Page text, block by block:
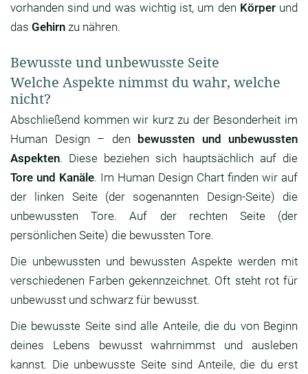
vorhanden sind und was wichtig ist, um den Körperund
das Gehirn zu nähren.
Bewusste und unbewusste Seite
Welche Aspekte nimmst du wahr, welche
nicht?
Abschließend kommen wir kurz zu der Besonderheit im
Human Design – den bewussten und unbewussten
Aspekten. Diese beziehen sich hauptsächlich auf die
Tore und Kanäle. Im Human Design Chart finden wir auf
der linken Seite (der sogenannten Design-Seite) die
unbewussten Tore. Auf der rechten Seite (der
persönlichen Seite) die bewussten Tore.
Die unbewussten und bewussten Aspekte werden mit
verschiedenen Farben gekennzeichnet. Oft steht rot für
unbewusst und schwarz für bewusst.
Die bewusste Seite sind alle Anteile, die du von Beginn
deines Lebens bewusst wahrnimmst und ausleben
kannst. Die unbewusste Seite sind Anteile, die du erst